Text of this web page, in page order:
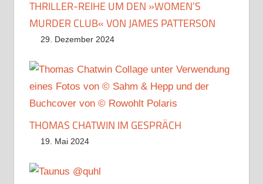
THRILLER-REIHE UM DEN »WOMEN’S
MURDER CLUB« VON JAMES PATTERSON
29. Dezember 2024
THOMAS CHATWIN IM GESPRÄCH
19. Mai 2024